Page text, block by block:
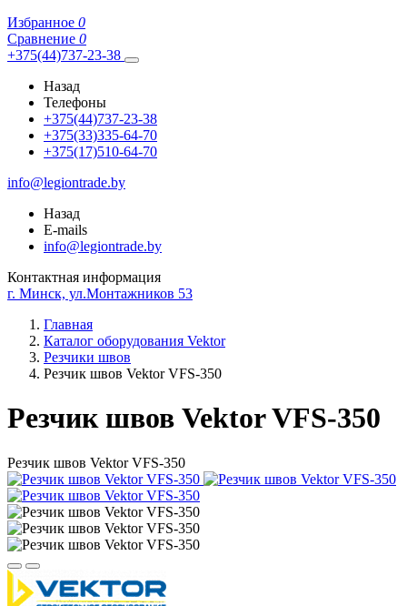
Избранное 0
Сравнение 0
+375(44)737-23-38
Назад
Телефоны
+375(44)737-23-38
+375(33)335-64-70
+375(17)510-64-70
info@legiontrade.by
Назад
E-mails
info@legiontrade.by
Контактная информация
г. Минск, ул.Монтажников 53
Главная
Каталог оборудования Vektor
Резчики швов
Резчик швов Vektor VFS-350
Резчик швов Vektor VFS-350
Резчик швов Vektor VFS-350